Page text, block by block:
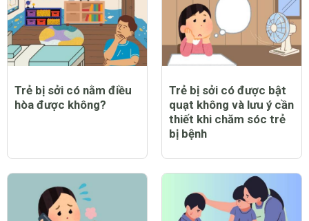
Trẻ bị sởi có nằm điều
hòa được không?
Trẻ bị sởi có được bật
quạt không và lưu ý cần
thiết khi chăm sóc trẻ
bị bệnh